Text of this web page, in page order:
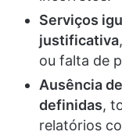
Serviços
justificativa
ou falta de
Ausência
definidas,
relatórios